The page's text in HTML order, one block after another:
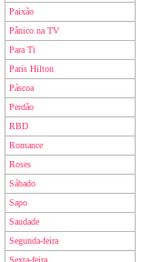
Paixão
Pânico na TV
Para Ti
Paris Hilton
Páscoa
Perdão
RBD
Romance
Roses
Sábado
Sapo
Saudade
Segunda-feira
Sexta-feira